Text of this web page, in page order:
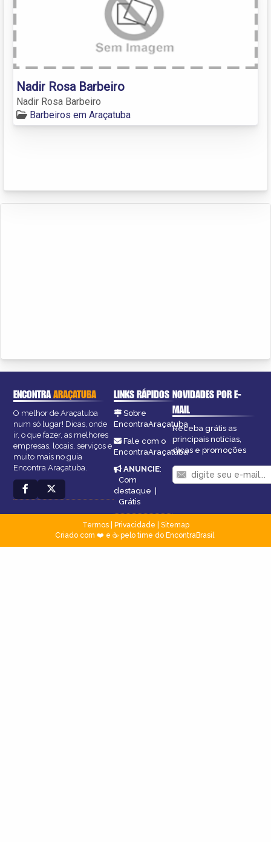
Nadir Rosa Barbeiro
Nadir Rosa Barbeiro
Barbeiros em Araçatuba
ENCONTRAARAÇATUBA
O melhor de Araçatuba
num só lugar! Dicas, onde
ir, o que fazer, as melhores
empresas, locais, serviços e
muito mais no guia
Encontra Araçatuba.
LINKS RÁPIDOS
Sobre
EncontraAraçatuba
Fale com o
EncontraAraçatuba
ANUNCIE:
Com
destaque |
Grátis
NOVIDADES POR E-
MAIL
Receba grátis as
principais notícias,
dicas e promoções
Termos| Privacidade
Sitemap
Criado com ❤️ e ☕ pelo time do EncontraBrasil